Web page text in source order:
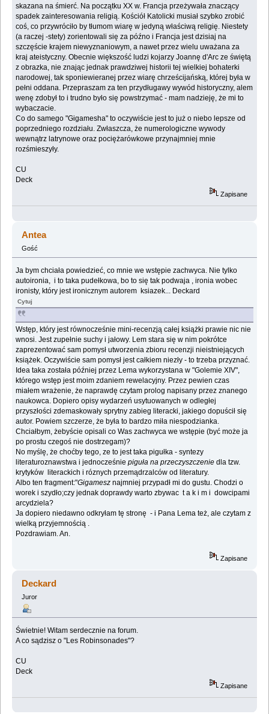
skazana na śmierć. Na początku XX w. Francja przeżywała znaczący
spadek zainteresowania religią. Kościół Katolicki musiał szybko zrobić
coś, co przywróciło by tłumom wiarę w jedyną właściwą religię. Niestety
(a raczej -stety) zorientowali się za późno i Francja jest dzisiaj na
szczęście krajem niewyznaniowym, a nawet przez wielu uważana za
kraj ateistyczny. Obecnie większość ludzi kojarzy Joannę d'Arc ze świętą
z obrazka, nie znając jednak prawdziwej historii tej wielkiej bohaterki
narodowej, tak sponiewieranej przez wiarę chrześcijańską, której była w
pełni oddana. Przepraszam za ten przydługawy wywód historyczny, alem
wenę zdobył to i trudno było się powstrzymać - mam nadzieję, że mi to
wybaczacie.
Co do samego "Gigamesha" to oczywiście jest to już o niebo lepsze od
poprzedniego rozdziału. Zwłaszcza, że numerologiczne wywody
wewnątrz latrynowe oraz pociężarówkowe przynajmniej mnie
rozśmieszyły.
CU
Deck
Zapisane
Antea
Gość
Ja bym chciała powiedzieć, co mnie we wstępie zachwyca. Nie tylko
autoironia, i to taka pudełkowa, bo to się tak podwaja , ironia wobec
ironisty, który jest ironicznym autorem ksiazek... Deckard
Cytuj
Wstęp, który jest równocześnie mini-recenzją całej książki prawie nic nie
wnosi. Jest zupełnie suchy i jałowy. Lem stara się w nim pokrótce
zaprezentować sam pomysł utworzenia zbioru recenzji nieistniejących
książek. Oczywiście sam pomysł jest całkiem niezły - to trzeba przyznać.
Idea taka została później przez Lema wykorzystana w "Golemie XIV",
którego wstęp jest moim zdaniem rewelacyjny. Przez pewien czas
miałem wrażenie, że naprawdę czytam prolog napisany przez znanego
naukowca. Dopiero opisy wydarzeń usytuowanych w odległej
przyszłości zdemaskowały sprytny zabieg literacki, jakiego dopuścił się
autor. Powiem szczerze, że była to bardzo miła niespodzianka.
Chciałbym, żebyście opisali co Was zachwyca we wstępie (być może ja
po prostu czegoś nie dostrzegam)?
No myślę, że choćby tego, ze to jest taka pigułka - syntezy
literaturoznawstwa i jednocześniepiguła na przeczyszczenie dla tzw.
krytyków literackich i róznych przemądrzalców od literatury.
Albo ten fragment:"Gigamesznajmniej przypadł mi do gustu. Chodzi o
worek i szydło;czy jednak doprawdy warto zbywac t a k i m i dowcipami
arcydziela?
Ja dopiero niedawno odkryłam tę stronę - i Pana Lema też, ale czytam z
wielką przyjemnością .
Pozdrawiam. An.
Zapisane
Deckard
Juror
Świetnie! Witam serdecznie na forum.
A co sądzisz o "Les Robinsonades"?
CU
Deck
Zapisane